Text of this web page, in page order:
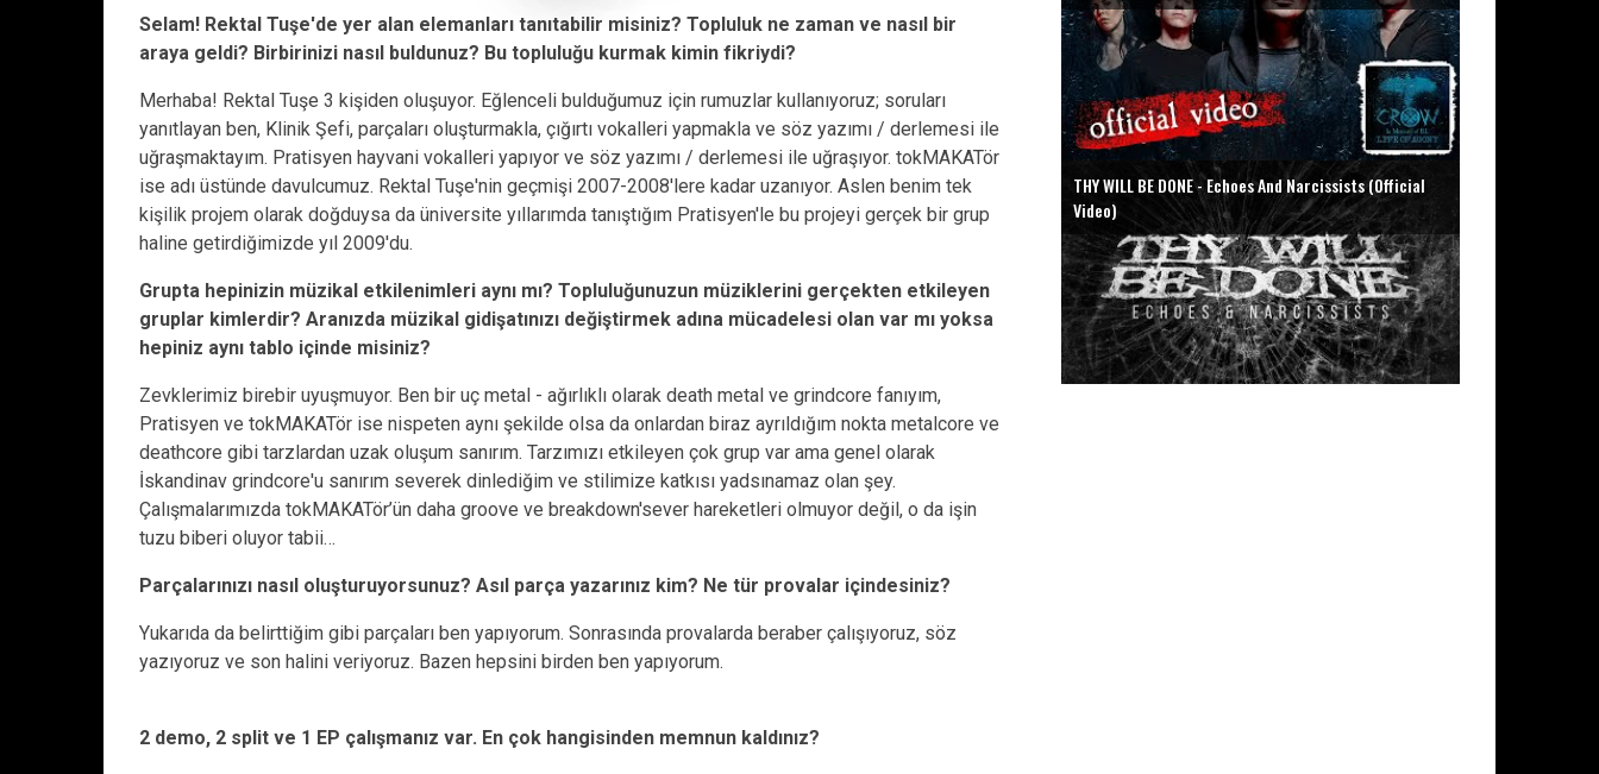
Selam! Rektal Tuşe'de yer alan elemanları tanıtabilir misiniz? Topluluk ne zaman ve nasıl bir
araya geldi? Birbirinizi nasıl buldunuz? Bu topluluğu kurmak kimin fikriydi?
Merhaba! Rektal Tuşe 3 kişiden oluşuyor. Eğlenceli bulduğumuz için rumuzlar kullanıyoruz; soruları
yanıtlayan ben, Klinik Şefi, parçaları oluşturmakla, çığırtı vokalleri yapmakla ve söz yazımı / derlemesi ile
uğraşmaktayım. Pratisyen hayvani vokalleri yapıyor ve söz yazımı / derlemesi ile uğraşıyor. tokMAKATör
ise adı üstünde davulcumuz. Rektal Tuşe'nin geçmişi 2007-2008'lere kadar uzanıyor. Aslen benim tek
kişilik projem olarak doğduysa da üniversite yıllarımda tanıştığım Pratisyen'le bu projeyi gerçek bir grup
haline getirdiğimizde yıl 2009'du.
Grupta hepinizin müzikal etkilenimleri aynı mı? Topluluğunuzun müziklerini gerçekten etkileyen
gruplar kimlerdir? Aranızda müzikal gidişatınızı değiştirmek adına mücadelesi olan var mı yoksa
hepiniz aynı tablo içinde misiniz?
Zevklerimiz birebir uyuşmuyor. Ben bir uç metal - ağırlıklı olarak death metal ve grindcore fanıyım,
Pratisyen ve tokMAKATör ise nispeten aynı şekilde olsa da onlardan biraz ayrıldığım nokta metalcore ve
deathcore gibi tarzlardan uzak oluşum sanırım. Tarzımızı etkileyen çok grup var ama genel olarak
İskandinav grindcore'u sanırım severek dinlediğim ve stilimize katkısı yadsınamaz olan şey.
Çalışmalarımızda tokMAKATör’ün daha groove ve breakdown'sever hareketleri olmuyor değil, o da işin
tuzu biberi oluyor tabii…
Parçalarınızı nasıl oluşturuyorsunuz? Asıl parça yazarınız kim? Ne tür provalar içindesiniz?
Yukarıda da belirttiğim gibi parçaları ben yapıyorum. Sonrasında provalarda beraber çalışıyoruz, söz
yazıyoruz ve son halini veriyoruz. Bazen hepsini birden ben yapıyorum.
2 demo, 2 split ve 1 EP çalışmanız var. En çok hangisinden memnun kaldınız?
THY WILL BE DONE - Echoes And Narcissists (Official
Video)